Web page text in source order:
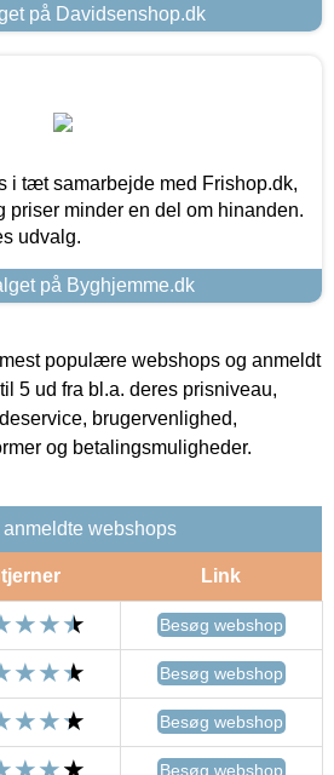
på Davidsenshop.dk
i tæt samarbejde med Frishop.dk,
priser minder en del om hinanden.
udvalg.
på Byghjemme.dk
populære webshops og anmeldt
5 ud fra bl.a. deres prisniveau,
brugervenlighed,
og betalingsmuligheder.
anmeldte webshops
Link
Besøg webshop
Besøg webshop
Besøg webshop
Besøg webshop